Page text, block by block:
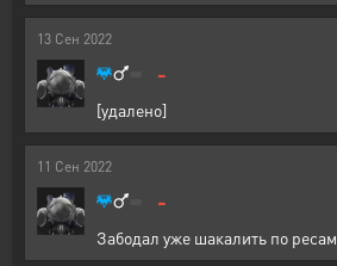
13 Сен 2022
-
[удалено]
11 Сен 2022
-
Забодал уже шакалить по ресам